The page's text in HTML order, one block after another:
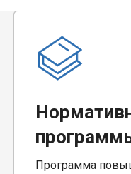
Программа